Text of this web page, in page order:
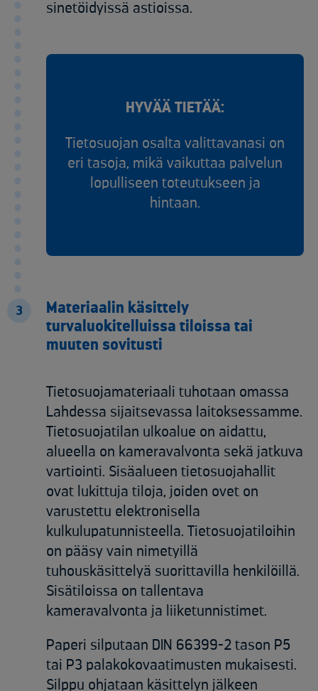
sinetöidyissä astioissa.
HYVÄÄ TIETÄÄ:
Tietosuojan osalta valittavanasi on
eri tasoja, mikä vaikuttaa palvelun
lopulliseen toteutukseen ja
hintaan.
3
Materiaalin käsittely
turvaluokitelluissa tiloissa tai
muuten sovitusti
Tietosuojamateriaali tuhotaan omassa
Lahdessa sijaitsevassa laitoksessamme.
Tietosuojatilan ulkoalue on aidattu,
alueella on kameravalvonta sekä jatkuva
vartiointi. Sisäalueen tietosuojahallit
ovat lukittuja tiloja, joiden ovet on
varustettu elektronisella
kulkulupatunnisteella. Tietosuojatiloihin
on pääsy vain nimetyillä
tuhouskäsittelyä suorittavilla henkilöillä.
Sisätiloissa on tallentava
kameravalvonta ja liiketunnistimet. ​
Paperi silputaan DIN 66399-2 tason P5
tai P3 palakokovaatimusten mukaisesti.
Silppu ohjataan käsittelyn jälkeen